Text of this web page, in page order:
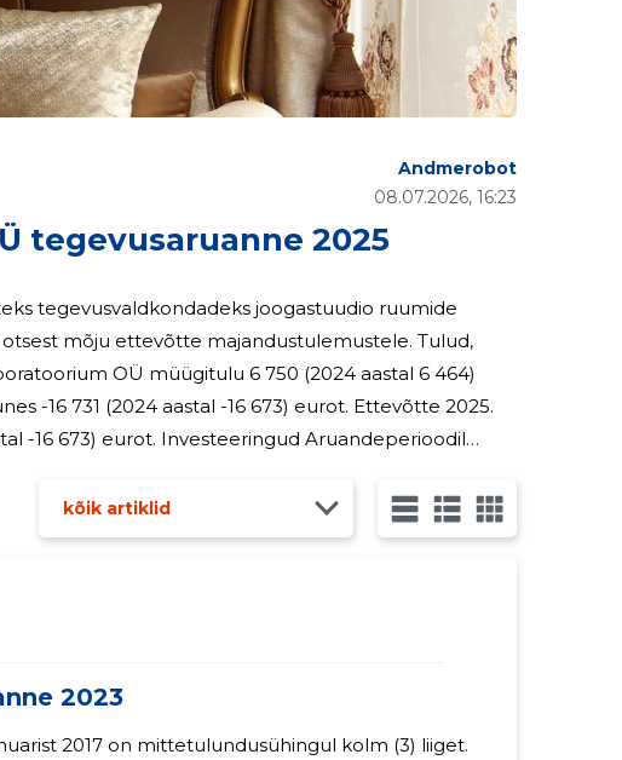
tegevusaruanne 2025
08.07.2026, 16:23
Andmerobot
tegevusvaldkondadeks joogastuudio ruumide
mõju ettevõtte majandustulemustele. Tulud,
OÜ müügitulu 6 750 (2024 aastal 6 464)
-16 731 (2024 aastal -16 673) eurot. Ettevõtte 2025.
Aruandeperioodil
kõik artiklid
2023
2017 on mittetulundusühingul kolm (3) liiget.